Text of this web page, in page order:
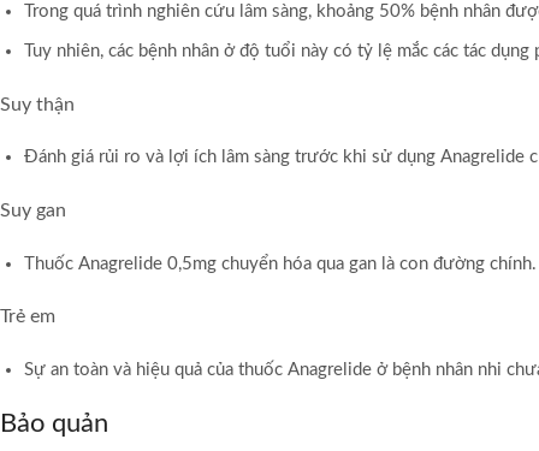
Trong quá trình nghiên cứu lâm sàng, khoảng 50% bệnh nhân
Tuy nhiên, các bệnh nhân ở độ tuổi này có tỷ lệ mắc các tác
Suy thận
Đánh giá rủi ro và lợi ích lâm sàng trước khi sử dụng Anagrelide
Suy gan
Thuốc Anagrelide 0,5mg chuyển hóa qua gan là con đường
Trẻ em
Sự an toàn và hiệu quả của thuốc Anagrelide ở bệnh nhân nhi
Bảo quản